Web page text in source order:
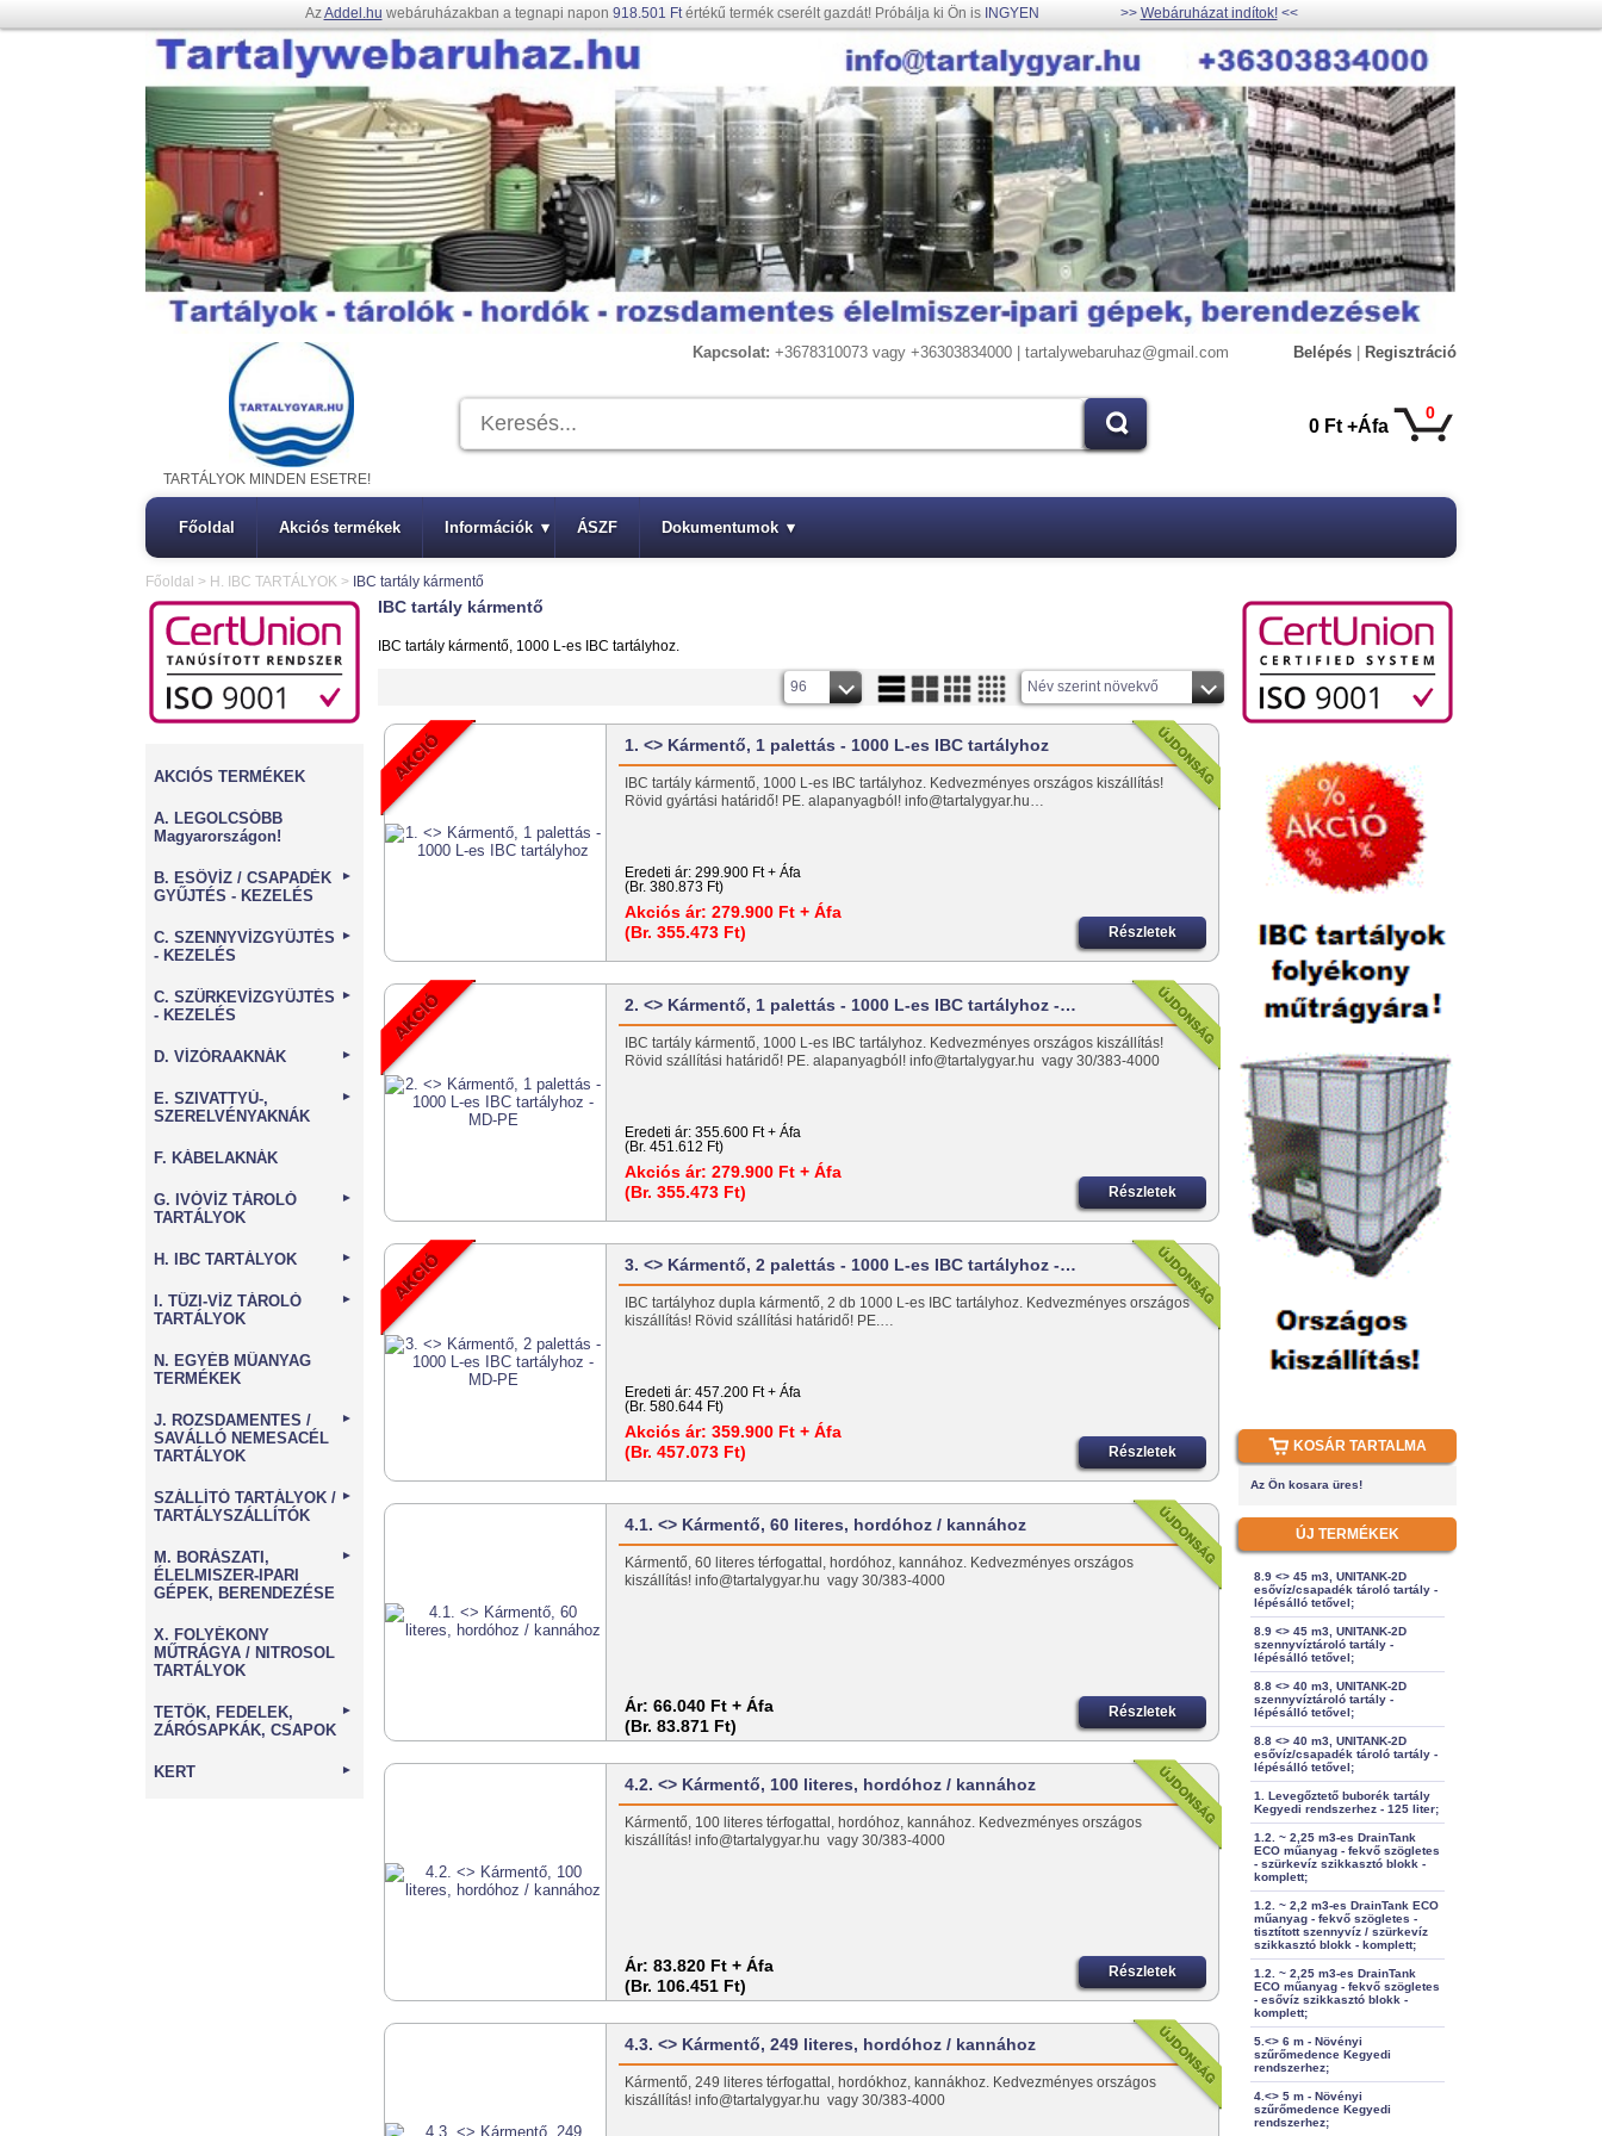
AzAddel.hu webáruházakban a tegnapi napon 918.501 Ftértékű termék cserélt gazdát! Próbálja ki Ön is INGYEN >> Webáruházat indítok!<<
Kapcsolat: +3678310073 vagy +36303834000 | tartalywebaruhaz@gmail.com Belépés Regisztráció
0
0 Ft +Áfa
TARTÁLYOK MINDEN ESETRE!
Főoldal Akciós termékek Információk ▾ ÁSZF Dokumentumok ▾
Főoldal > H. IBC TARTÁLYOK > IBC tartály kármentő
AKCIÓS TERMÉKEK
A. LEGOLCSÓBB
Magyarországon!
B. ESŐVÍZ / CSAPADÉK
GYŰJTÉS - KEZELÉS
►
C. SZENNYVÍZGYŰJTÉS
- KEZELÉS
►
C. SZÜRKEVÍZGYŰJTÉS
- KEZELÉS
►
D. VÍZÓRAAKNÁK ►
E. SZIVATTYÚ-,
SZERELVÉNYAKNÁK
►
F. KÁBELAKNÁK
G. IVÓVÍZ TÁROLÓ
TARTÁLYOK
►
H. IBC TARTÁLYOK ►
I. TŰZI-VÍZ TÁROLÓ
TARTÁLYOK
►
N. EGYÉB MŰANYAG
TERMÉKEK
J. ROZSDAMENTES /
SAVÁLLÓ NEMESACÉL
TARTÁLYOK
►
SZÁLLÍTÓ TARTÁLYOK /
TARTÁLYSZÁLLÍTÓK
►
M. BORÁSZATI,
ÉLELMISZER-IPARI
GÉPEK, BERENDEZÉSE
►
X. FOLYÉKONY
MŰTRÁGYA / NITROSOL
TARTÁLYOK
TETŐK, FEDELEK,
ZÁRÓSAPKÁK, CSAPOK
►
KERT ►
IBC tartály kármentő
IBC tartály kármentő, 1000 L-es IBC tartályhoz.
96 Név szerint növekvő
1. <> Kármentő, 1 palettás - 1000 L-es IBC tartályhoz
IBC tartály kármentő, 1000 L-es IBC tartályhoz. Kedvezményes országos kiszállítás!
Rövid gyártási határidő! PE. alapanyagból! info@tartalygyar.hu…
Eredeti ár: 299.900 Ft + Áfa
(Br. 380.873 Ft)
Akciós ár: 279.900 Ft + Áfa
(Br. 355.473 Ft)
Részletek
2. <> Kármentő, 1 palettás - 1000 L-es IBC tartályhoz -…
IBC tartály kármentő, 1000 L-es IBC tartályhoz. Kedvezményes országos kiszállítás!
Rövid szállítási határidő! PE. alapanyagból! info@tartalygyar.hu vagy 30/383-4000
Eredeti ár: 355.600 Ft + Áfa
(Br. 451.612 Ft)
Akciós ár: 279.900 Ft + Áfa
(Br. 355.473 Ft)
Részletek
3. <> Kármentő, 2 palettás - 1000 L-es IBC tartályhoz -…
IBC tartályhoz dupla kármentő, 2 db 1000 L-es IBC tartályhoz. Kedvezményes országos
kiszállítás! Rövid szállítási határidő! PE.…
Eredeti ár: 457.200 Ft + Áfa
(Br. 580.644 Ft)
Akciós ár: 359.900 Ft + Áfa
(Br. 457.073 Ft)
Részletek
4.1. <> Kármentő, 60 literes, hordóhoz / kannához
Kármentő, 60 literes térfogattal, hordóhoz, kannához. Kedvezményes országos
kiszállítás! info@tartalygyar.hu vagy 30/383-4000
Ár: 66.040 Ft + Áfa
(Br. 83.871 Ft)
Részletek
4.2. <> Kármentő, 100 literes, hordóhoz / kannához
Kármentő, 100 literes térfogattal, hordóhoz, kannához. Kedvezményes országos
kiszállítás! info@tartalygyar.hu vagy 30/383-4000
Ár: 83.820 Ft + Áfa
(Br. 106.451 Ft)
Részletek
4.3. <> Kármentő, 249 literes, hordóhoz / kannához
Kármentő, 249 literes térfogattal, hordókhoz, kannákhoz. Kedvezményes országos
kiszállítás! info@tartalygyar.hu vagy 30/383-4000
KOSÁR TARTALMA
Az Ön kosara üres!
ÚJ TERMÉKEK
8.9 <> 45 m3, UNITANK-2D
esővíz/csapadék tároló tartály -
lépésálló tetővel;
8.9 <> 45 m3, UNITANK-2D
szennyvíztároló tartály -
lépésálló tetővel;
8.8 <> 40 m3, UNITANK-2D
szennyvíztároló tartály -
lépésálló tetővel;
8.8 <> 40 m3, UNITANK-2D
esővíz/csapadék tároló tartály -
lépésálló tetővel;
1. Levegőztető buborék tartály
Kegyedi rendszerhez - 125 liter;
1.2. ~ 2,25 m3-es DrainTank
ECO műanyag - fekvő szögletes
- szürkevíz szikkasztó blokk -
komplett;
1.2. ~ 2,2 m3-es DrainTank ECO
műanyag - fekvő szögletes -
tisztított szennyvíz / szürkevíz
szikkasztó blokk - komplett;
1.2. ~ 2,25 m3-es DrainTank
ECO műanyag - fekvő szögletes
- esővíz szikkasztó blokk -
komplett;
5.<> 6 m - Növényi
szűrőmedence Kegyedi
rendszerhez;
4.<> 5 m - Növényi
szűrőmedence Kegyedi
rendszerhez;